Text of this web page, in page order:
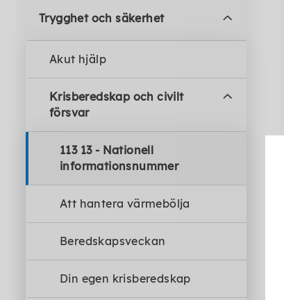
Trygghet och säkerhet
Akut hjälp
Krisberedskap och civilt
försvar
113 13 - Nationell
informationsnummer
Att hantera värmebölja
Beredskapsveckan
Din egen krisberedskap